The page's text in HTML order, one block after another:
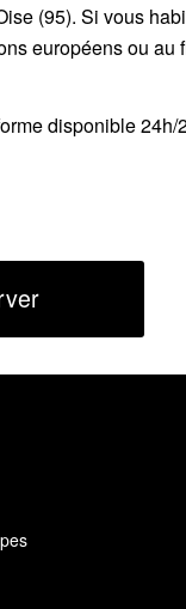
(95). Si vous
européens ou au
disponible 24h/